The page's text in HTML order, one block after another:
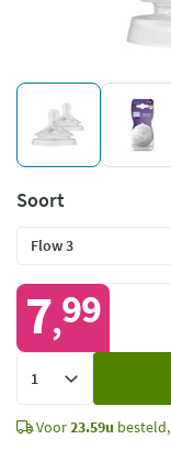
Soort
7,99
Voor23.59u besteld,